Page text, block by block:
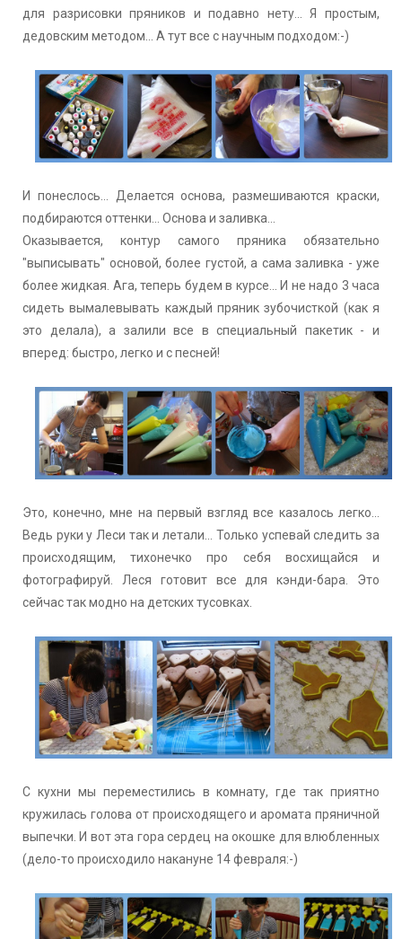
для разрисовки пряников и подавно нету... Я простым,
дедовским методом... А тут все с научным подходом:-)
И понеслось... Делается основа, размешиваются краски,
подбираются оттенки... Основа и заливка...
Оказывается, контур самого пряника обязательно
"выписывать" основой, более густой, а сама заливка - уже
более жидкая. Ага, теперь будем в курсе... И не надо 3 часа
сидеть вымалевывать каждый пряник зубочисткой (как я
это делала), а залили все в специальный пакетик - и
вперед: быстро, легко и с песней!
Это, конечно, мне на первый взгляд все казалось легко...
Ведь руки у Леси так и летали... Только успевай следить за
происходящим, тихонечко про себя восхищайся и
фотографируй. Леся готовит все для кэнди-бара. Это
сейчас так модно на детских тусовках.
С кухни мы переместились в комнату, где так приятно
кружилась голова от происходящего и аромата пряничной
выпечки. И вот эта гора сердец на окошке для влюбленных
(дело-то происходило накануне 14 февраля:-)